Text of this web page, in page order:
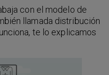
con el modelo de
llamada distribución
te lo explicamos